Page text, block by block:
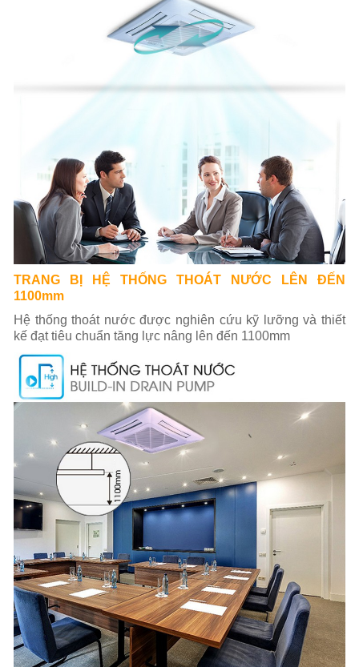
TRANG BỊ HỆ THỐNG THOÁT NƯỚC LÊN ĐẾN
1100mm
Hệ thống thoát nước được nghiên cứu kỹ lưỡng và thiết
kế đạt tiêu chuẩn tăng lực nâng lên đến 1100mm